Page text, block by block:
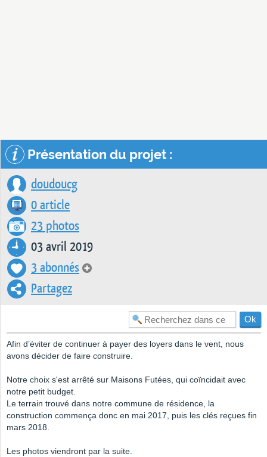
Présentation du projet :
doudoucg
0 article
23 photos
03 avril 2019
3 abonnés
Partagez
Afin d’éviter de continuer à payer des loyers dans le vent, nous
avons décider de faire construire.
Notre choix s'est arrêté sur Maisons Futées, qui coïncidait avec
notre petit budget.
Le terrain trouvé dans notre commune de résidence, la
construction commença donc en mai 2017, puis les clés reçues fin
mars 2018.
Les photos viendront par la suite.